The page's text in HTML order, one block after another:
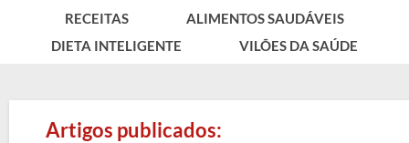
RECEITAS
ALIMENTOS SAUDÁVEIS
DIETA INTELIGENTE
VILÕES DA SAÚDE
Artigos publicados: